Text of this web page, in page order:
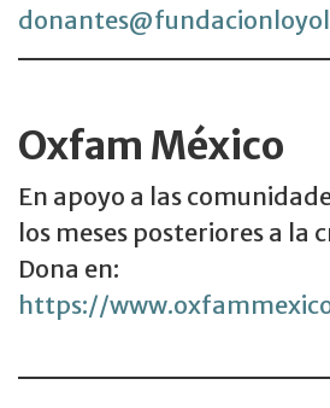
Oxfam México
En apoyo a las
los meses posteriores a la
Dona en:
https://